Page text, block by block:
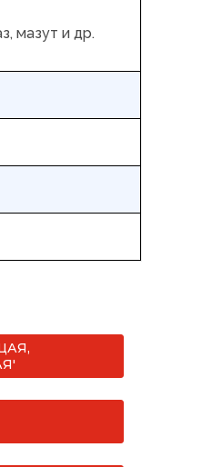
мазут и др.